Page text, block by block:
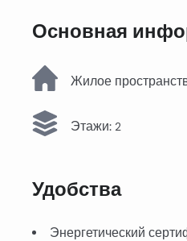
Основная
Жилое
Этажи: 2
Удобства
Энергетический